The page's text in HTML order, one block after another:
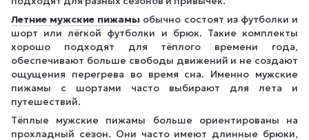
Летние мужские пижамы обычно состоят из футболки и
шорт или лёгкой футболки и брюк. Такие комплекты
хорошо подходят для тёплого времени года,
обеспечивают больше свободы движений и не создают
ощущения перегрева во время сна. Именно мужские
пижамы с шортами часто выбирают для лета и
путешествий.
Тёплые мужские пижамы больше ориентированы на
прохладный сезон. Они часто имеют длинные брюки,